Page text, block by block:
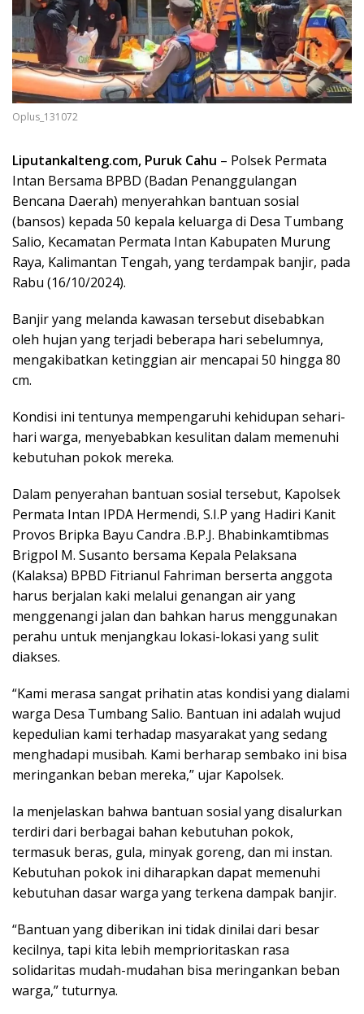
Oplus_131072
Liputankalteng.com, Puruk Cahu – Polsek Permata
Intan Bersama BPBD (Badan Penanggulangan
Bencana Daerah) menyerahkan bantuan sosial
(bansos) kepada 50 kepala keluarga di Desa Tumbang
Salio, Kecamatan Permata Intan Kabupaten Murung
Raya, Kalimantan Tengah, yang terdampak banjir, pada
Rabu (16/10/2024).
Banjir yang melanda kawasan tersebut disebabkan
oleh hujan yang terjadi beberapa hari sebelumnya,
mengakibatkan ketinggian air mencapai 50 hingga 80
cm.
Kondisi ini tentunya mempengaruhi kehidupan sehari-
hari warga, menyebabkan kesulitan dalam memenuhi
kebutuhan pokok mereka.
Dalam penyerahan bantuan sosial tersebut, Kapolsek
Permata Intan IPDA Hermendi, S.I.P yang Hadiri Kanit
Provos Bripka Bayu Candra .B.P.J. Bhabinkamtibmas
Brigpol M. Susanto bersama Kepala Pelaksana
(Kalaksa) BPBD Fitrianul Fahriman berserta anggota
harus berjalan kaki melalui genangan air yang
menggenangi jalan dan bahkan harus menggunakan
perahu untuk menjangkau lokasi-lokasi yang sulit
diakses.
“Kami merasa sangat prihatin atas kondisi yang dialami
warga Desa Tumbang Salio. Bantuan ini adalah wujud
kepedulian kami terhadap masyarakat yang sedang
menghadapi musibah. Kami berharap sembako ini bisa
meringankan beban mereka,” ujar Kapolsek.
Ia menjelaskan bahwa bantuan sosial yang disalurkan
terdiri dari berbagai bahan kebutuhan pokok,
termasuk beras, gula, minyak goreng, dan mi instan.
Kebutuhan pokok ini diharapkan dapat memenuhi
kebutuhan dasar warga yang terkena dampak banjir.
“Bantuan yang diberikan ini tidak dinilai dari besar
kecilnya, tapi kita lebih memprioritaskan rasa
solidaritas mudah-mudahan bisa meringankan beban
warga,” tuturnya.